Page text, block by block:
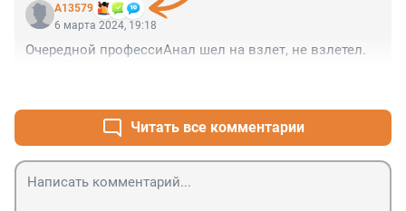
А13579
6 марта 2024, 19:18
Очередной профессиАнал шел на взлет, не взлетел.
Читать все комментарии